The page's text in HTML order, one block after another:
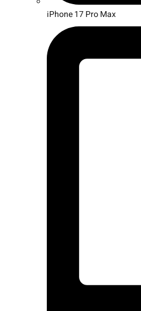
iPhone 17 Pro Max